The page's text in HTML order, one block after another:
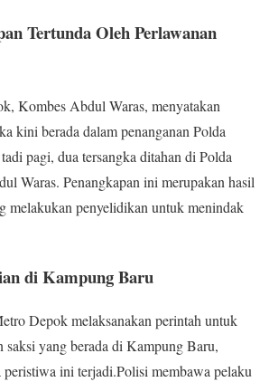
Tertunda Oleh Perlawanan
Kombes Abdul Waras, menyatakan
kini berada dalam penanganan Polda
pagi, dua tersangka ditahan di Polda
Waras. Penangkapan ini merupakan hasil
melakukan penyelidikan untuk menindak
di Kampung Baru
Depok melaksanakan perintah untuk
saksi yang berada di Kampung Baru,
ini terjadi.Polisi membawa pelaku